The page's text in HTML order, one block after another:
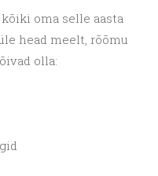
oma selle aasta
head meelt, rõõmu
olla: